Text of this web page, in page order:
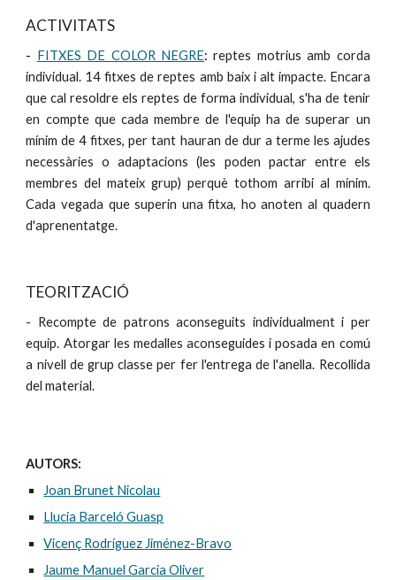
ACTIVITATS
- FITXES DE COLOR NEGRE:reptes motrius amb corda
individual. 14 fitxes de reptes amb baix i alt impacte. Encara
que cal resoldre els reptes de forma individual, s'ha de tenir
en compte que cada membre de l'equip ha de superar un
mínim de 4 fitxes, per tant hauran de dur a terme les ajudes
necessàries o adaptacions (les poden pactar entre els
membres del mateix grup) perquè tothom arribi al mínim.
Cada vegada que superin una fitxa, ho anoten al quadern
d'aprenentatge.
TEORITZACIÓ
- Recompte de patrons aconseguits individualment i per
equip. Atorgar les medalles aconseguides i posada en comú
a nivell de grup classe per fer l'entrega de l'anella. Recollida
del material.
AUTORS:
Joan Brunet Nicolau
Llucia Barceló Guasp
Vicenç Rodríguez Jiménez-Bravo
Jaume Manuel Garcia Oliver